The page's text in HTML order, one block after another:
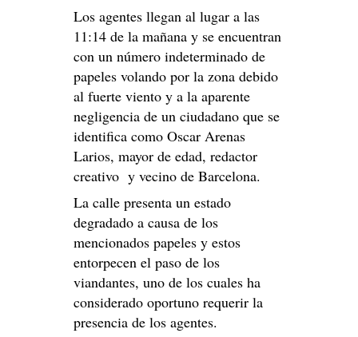
Los agentes llegan al lugar a las
11:14 de la mañana y se encuentran
con un número indeterminado de
papeles volando por la zona debido
al fuerte viento y a la aparente
negligencia de un ciudadano que se
identifica como Oscar Arenas
Larios, mayor de edad, redactor
creativo y vecino de Barcelona.
La calle presenta un estado
degradado a causa de los
mencionados papeles y estos
entorpecen el paso de los
viandantes, uno de los cuales ha
considerado oportuno requerir la
presencia de los agentes.